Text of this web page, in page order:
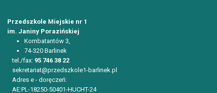
Przedszkole Miejskie nr 1
im. Janiny Porazińskiej
Kombatantów 3,
74-320 Barlinek
tel./fax: 95 746 38 22
sekretariat@przedszkole1-barlinek.pl
Adres e - doręczeń:
AE:PL-18250-50401-HUCHT-24